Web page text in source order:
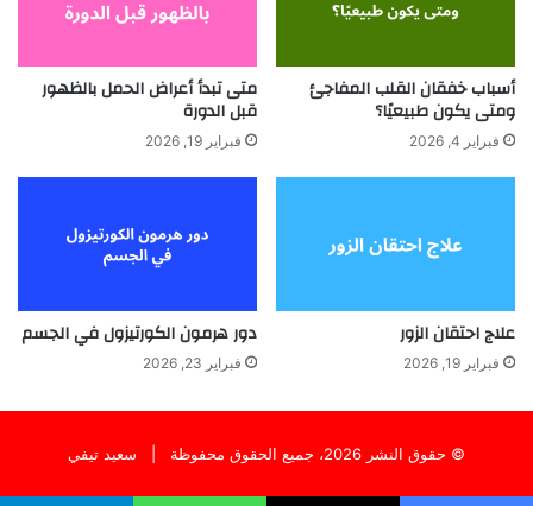
أسباب خفقان القلب المفاجئ
ومتى يكون طبيعيًا؟
فبراير 4, 2026
متى تبدأ أعراض الحمل بالظهور
قبل الدورة
فبراير 19, 2026
علاج احتقان الزور
فبراير 19, 2026
دور هرمون الكورتيزول في الجسم
فبراير 23, 2026
© حقوق النشر 2026، جميع الحقوق محفوظة | سعيد تيفي